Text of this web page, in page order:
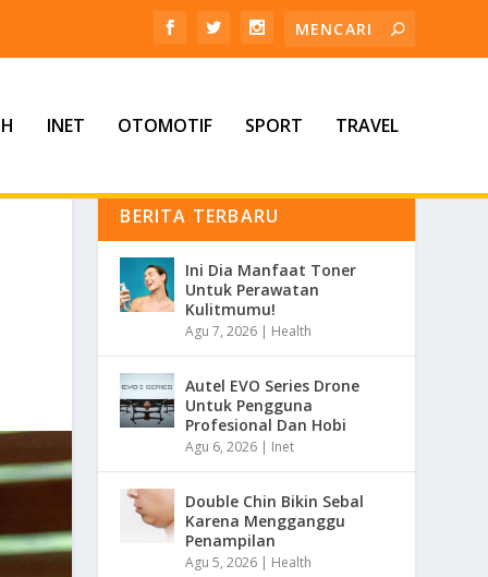
INET OTOMOTIF SPORT TRAVEL
BERITA TERBARU
Ini Dia Manfaat Toner
Untuk Perawatan
Kulitmumu!
Agu 7, 2026 | Health
Autel EVO Series Drone
Untuk Pengguna
Profesional Dan Hobi
Agu 6, 2026 | Inet
Double Chin Bikin Sebal
Karena Mengganggu
Penampilan
Agu 5, 2026 | Health